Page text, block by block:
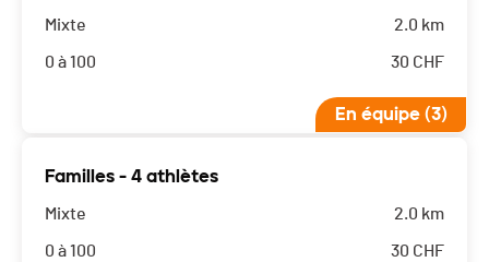
Mixte
0 à 100
2.0 km
30 CHF
En équipe (3)
Familles - 4 athlètes
Mixte
0 à 100
2.0 km
30 CHF